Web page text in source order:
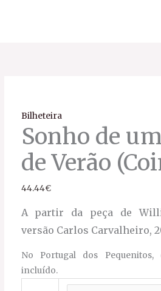
Bilheteira
Sonho de
de Verão
44.44€
A partir da peça de
versão Carlos Carvalheiro,
No Portugal dos
incluído.
de
Verão
(Coimbra)
quantidade